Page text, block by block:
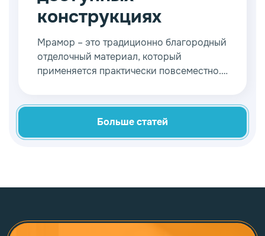
конструкциях
Мрамор – это традиционно благородный
отделочный материал, который
применяется практически повсеместно.
зачастую становятся настоящим
украшением любого помещения.
Больше статей